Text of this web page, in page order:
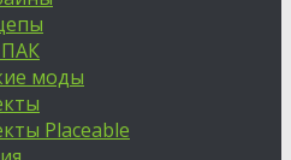
моды
Placeable